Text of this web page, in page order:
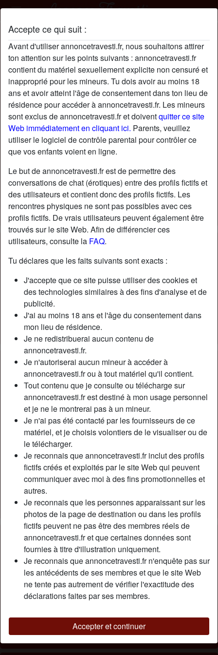
Accepte ce qui suit :
Avant d'utiliser annoncetravesti.fr, nous souhaitons attirer
ton attention sur les points suivants : annoncetravesti.fr
contient du matériel sexuellement explicite non censuré et
inapproprié pour les mineurs. Tu dois avoir au moins 18
ans et avoir atteint l'âge de consentement dans ton lieu de
résidence pour accéder à annoncetravesti.fr. Les mineurs
sont exclus de annoncetravesti.fr et doiventquitter ce site
Web immédiatement en cliquant ici. Parents, veuillez
utiliser le logiciel de contrôle parental pour contrôler ce
que vos enfants voient en ligne.
Le but de annoncetravesti.fr est de permettre des
conversations de chat (érotiques) entre des profils fictifs et
des utilisateurs et contient donc des profils fictifs. Les
rencontres physiques ne sont pas possibles avec ces
profils fictifs. De vrais utilisateurs peuvent également être
trouvés sur le site Web. Afin de différencier ces
utilisateurs, consulte la FAQ.
Tu déclares que les faits suivants sont exacts :
J'accepte que ce site puisse utiliser des cookies et
des technologies similaires à des fins d'analyse et de
publicité.
J'ai au moins 18 ans et l'âge du consentement dans
mon lieu de résidence.
Je ne redistribuerai aucun contenu de
annoncetravesti.fr.
Je n'autoriserai aucun mineur à accéder à
annoncetravesti.fr ou à tout matériel qu'il contient.
Tout contenu que je consulte ou télécharge sur
annoncetravesti.fr est destiné à mon usage personnel
et je ne le montrerai pas à un mineur.
Je n'ai pas été contacté par les fournisseurs de ce
matériel, et je choisis volontiers de le visualiser ou de
le télécharger.
Je reconnais que annoncetravesti.fr inclut des profils
fictifs créés et exploités par le site Web qui peuvent
communiquer avec moi à des fins promotionnelles et
autres.
Je reconnais que les personnes apparaissant sur les
photos de la page de destination ou dans les profils
fictifs peuvent ne pas être des membres réels de
annoncetravesti.fr et que certaines données sont
fournies à titre d'illustration uniquement.
Je reconnais que annoncetravesti.fr n'enquête pas sur
les antécédents de ses membres et que le site Web
ne tente pas autrement de vérifier l'exactitude des
déclarations faites par ses membres.
Accepter et continuer
MarionLoup profil
starAjouter chatDiscuter !
Nickname:
MarionLoup
Âge:
33
Pays:
France
Département:
Isère
Sexe:
Transexuelle
Sexualité:
Bisexuel(le)
Relation:
Couleur des cheveux:
Foncé
Taille:
165 cm
Poids:
63 Kg
Épilé(e):
Fumeur(euse):
À l'occasion
Description
Je suis trans, citoyenne française de type asiatique. Moi,
j’aime toutes les races d’hommes sans distinction, à partir
du moment où je peux te jouir en pleine tronche, je suis fin
heureuse :) J'ai un cul bien rondé si tu veux m’enculer bien
profond, vous êtes la bienvenue.
Cherche
N'a spécifié aucune préférence